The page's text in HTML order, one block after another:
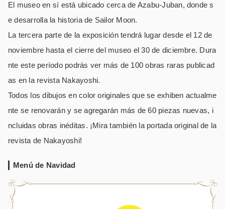
El museo en sí está ubicado cerca de Azabu-Juban, donde s
e desarrolla la historia de Sailor Moon.
La tercera parte de la exposición tendrá lugar desde el 12 de
noviembre hasta el cierre del museo el 30 de diciembre. Dura
nte este período podrás ver más de 100 obras raras publicad
as en la revista Nakayoshi.
Todos los dibujos en color originales que se exhiben actualme
nte se renovarán y se agregarán más de 60 piezas nuevas, i
ncluidas obras inéditas. ¡Mira también la portada original de la
revista de Nakayoshi!
Menú de Navidad